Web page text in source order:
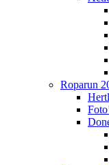
Roparun